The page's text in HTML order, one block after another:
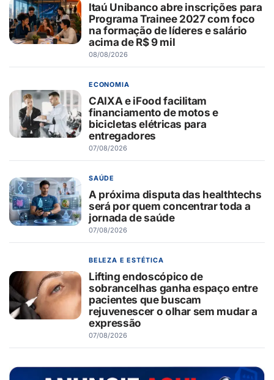
Itaú Unibanco abre inscrições para
Programa Trainee 2027 com foco
na formação de líderes e salário
acima de R$ 9 mil
08/08/2026
ECONOMIA
CAIXA e iFood facilitam
financiamento de motos e
bicicletas elétricas para
entregadores
07/08/2026
SAÚDE
A próxima disputa das healthtechs
será por quem concentrar toda a
jornada de saúde
07/08/2026
BELEZA E ESTÉTICA
Lifting endoscópico de
sobrancelhas ganha espaço entre
pacientes que buscam
rejuvenescer o olhar sem mudar a
expressão
07/08/2026